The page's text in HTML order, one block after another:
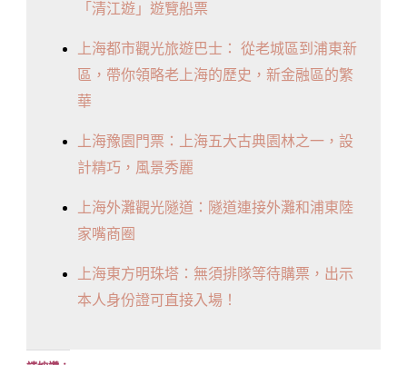
「清江遊」遊覽船票
上海都市觀光旅遊巴士： 從老城區到浦東新
區，帶你領略老上海的歷史，新金融區的繁
華
上海豫園門票：上海五大古典園林之一，設
計精巧，風景秀麗
上海外灘觀光隧道：隧道連接外灘和浦東陸
家嘴商圈
上海東方明珠塔：無須排隊等待購票，出示
本人身份證可直接入場！